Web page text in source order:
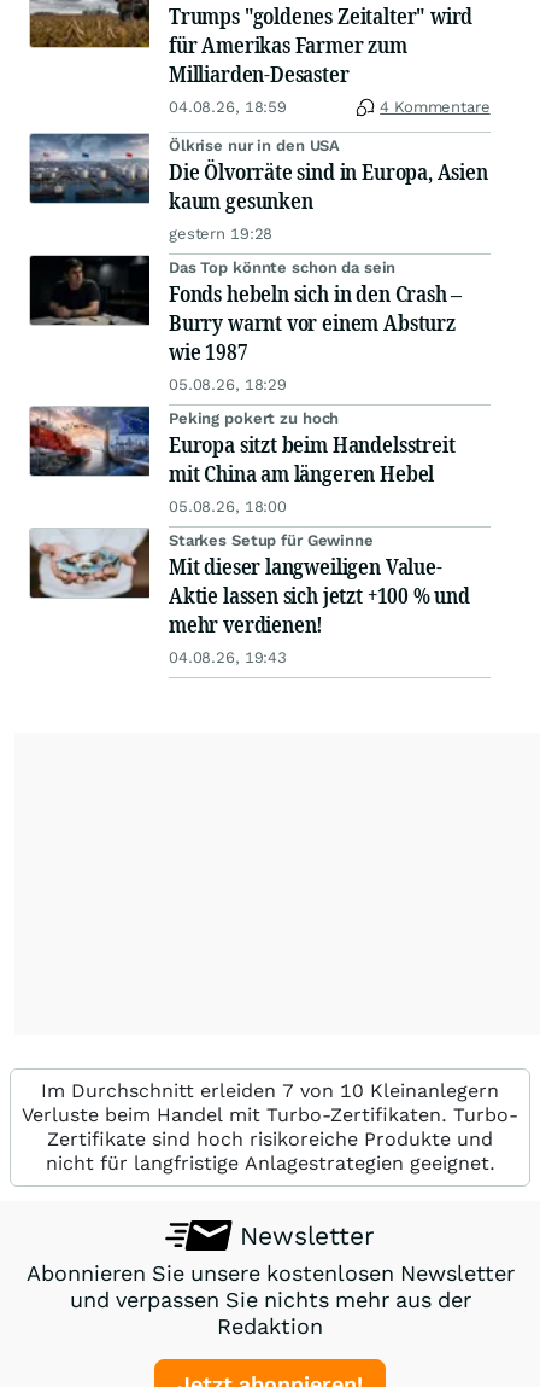
Trumps "goldenes Zeitalter" wird
für Amerikas Farmer zum
Milliarden-Desaster
04.08.26, 18:59 4 Kommentare
Ölkrise nur in den USA
Die Ölvorräte sind in Europa, Asien
kaum gesunken
gestern 19:28
Das Top könnte schon da sein
Fonds hebeln sich in den Crash –
Burry warnt vor einem Absturz
wie 1987
05.08.26, 18:29
Peking pokert zu hoch
Europa sitzt beim Handelsstreit
mit China am längeren Hebel
05.08.26, 18:00
Starkes Setup für Gewinne
Mit dieser langweiligen Value-
Aktie lassen sich jetzt +100 % und
mehr verdienen!
04.08.26, 19:43
Im Durchschnitt erleiden 7 von 10 Kleinanlegern
Verluste beim Handel mit Turbo-Zertifikaten. Turbo-
Zertifikate sind hoch risikoreiche Produkte und
nicht für langfristige Anlagestrategien geeignet.
Newsletter
Abonnieren Sie unsere kostenlosen Newsletter
und verpassen Sie nichts mehr aus der
Redaktion